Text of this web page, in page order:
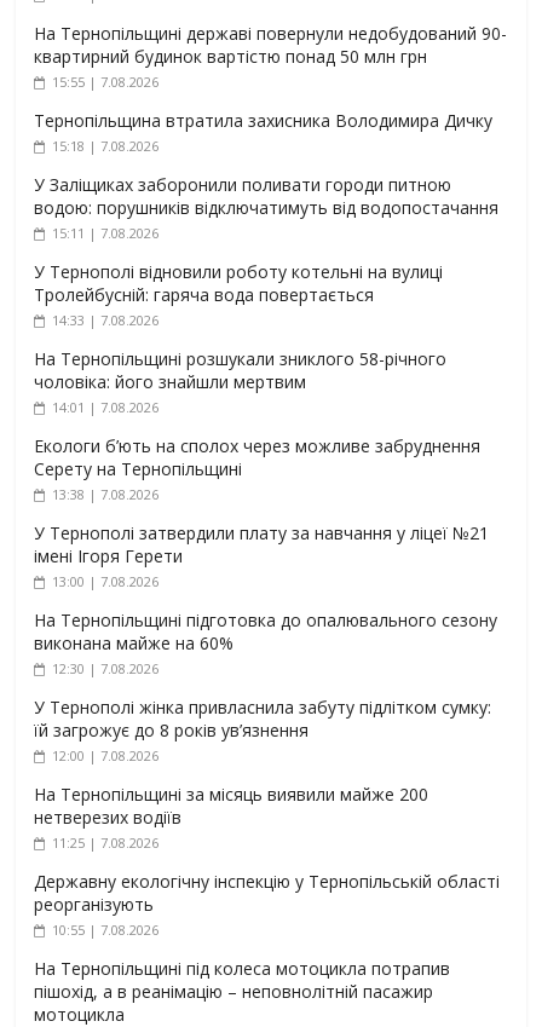
На Тернопільщині державі повернули недобудований 90-
квартирний будинок вартістю понад 50 млн грн
15:55 | 7.08.2026
Тернопільщина втратила захисника Володимира Дичку
15:18 | 7.08.2026
У Заліщиках заборонили поливати городи питною
водою: порушників відключатимуть від водопостачання
15:11 | 7.08.2026
У Тернополі відновили роботу котельні на вулиці
Тролейбусній: гаряча вода повертається
14:33 | 7.08.2026
На Тернопільщині розшукали зниклого 58-річного
чоловіка: його знайшли мертвим
14:01 | 7.08.2026
Екологи б’ють на сполох через можливе забруднення
Серету на Тернопільщині
13:38 | 7.08.2026
У Тернополі затвердили плату за навчання у ліцеї №21
імені Ігоря Герети
13:00 | 7.08.2026
На Тернопільщині підготовка до опалювального сезону
виконана майже на 60%
12:30 | 7.08.2026
У Тернополі жінка привласнила забуту підлітком сумку:
їй загрожує до 8 років ув’язнення
12:00 | 7.08.2026
На Тернопільщині за місяць виявили майже 200
нетверезих водіїв
11:25 | 7.08.2026
Державну екологічну інспекцію у Тернопільській області
реорганізують
10:55 | 7.08.2026
На Тернопільщині під колеса мотоцикла потрапив
пішохід, а в реанімацію – неповнолітній пасажир
мотоцикла